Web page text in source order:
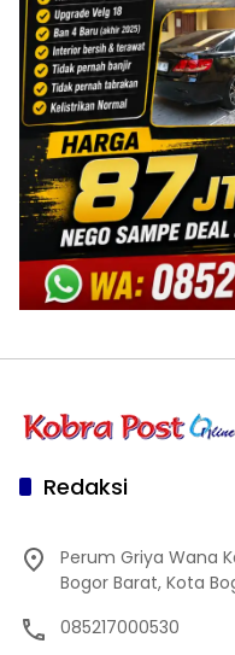
Redaksi
Perum Griya Wana
Bogor Barat, Kota
085217000530